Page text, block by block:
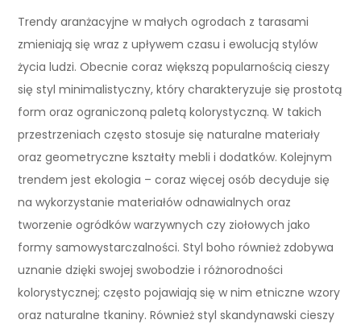
Trendy aranżacyjne w małych ogrodach z tarasami
zmieniają się wraz z upływem czasu i ewolucją stylów
życia ludzi. Obecnie coraz większą popularnością cieszy
się styl minimalistyczny, który charakteryzuje się prostotą
form oraz ograniczoną paletą kolorystyczną. W takich
przestrzeniach często stosuje się naturalne materiały
oraz geometryczne kształty mebli i dodatków. Kolejnym
trendem jest ekologia – coraz więcej osób decyduje się
na wykorzystanie materiałów odnawialnych oraz
tworzenie ogródków warzywnych czy ziołowych jako
formy samowystarczalności. Styl boho również zdobywa
uznanie dzięki swojej swobodzie i różnorodności
kolorystycznej; często pojawiają się w nim etniczne wzory
oraz naturalne tkaniny. Również styl skandynawski cieszy